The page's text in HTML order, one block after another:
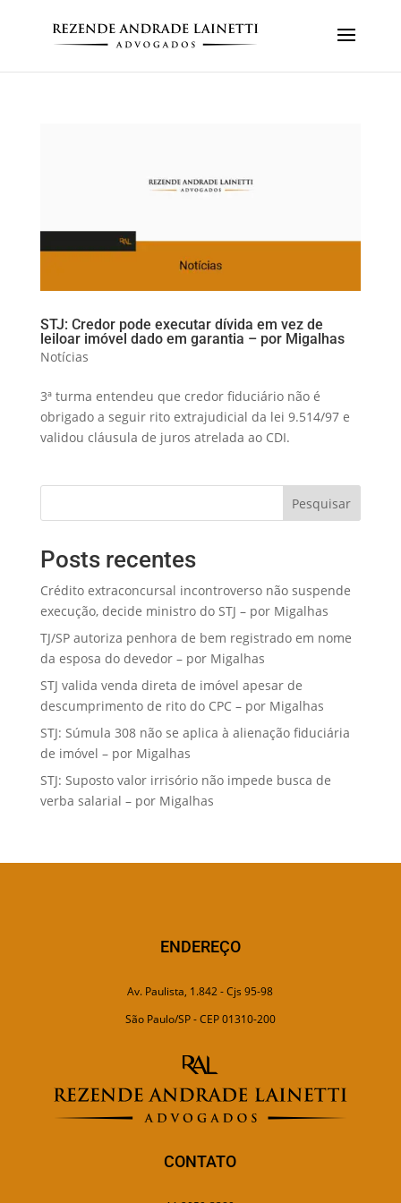
STJ: Credor pode executar dívida em vez de
leiloar imóvel dado em garantia – por Migalhas
Notícias
3ª turma entendeu que credor fiduciário não é
obrigado a seguir rito extrajudicial da lei 9.514/97 e
validou cláusula de juros atrelada ao CDI.
Pesquisar
Posts recentes
Crédito extraconcursal incontroverso não suspende
execução, decide ministro do STJ – por Migalhas
TJ/SP autoriza penhora de bem registrado em nome
da esposa do devedor – por Migalhas
STJ valida venda direta de imóvel apesar de
descumprimento de rito do CPC – por Migalhas
STJ: Súmula 308 não se aplica à alienação fiduciária
de imóvel – por Migalhas
STJ: Suposto valor irrisório não impede busca de
verba salarial – por Migalhas
ENDEREÇO
Av. Paulista, 1.842 - Cjs 95-98
São Paulo/SP - CEP 01310-200
CONTATO